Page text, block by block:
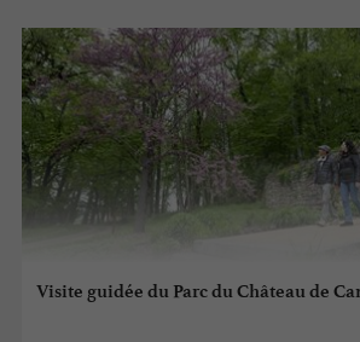
Visite guidée du Parc du Château de